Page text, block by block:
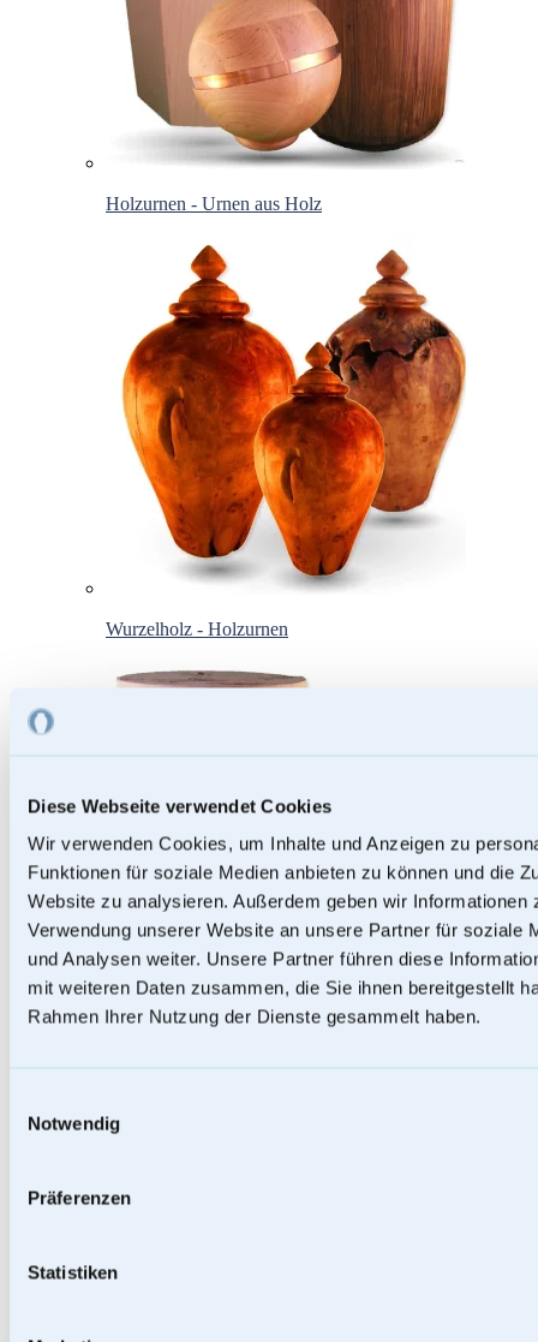
Diese Webseite verwendet Cookies
Wir verwenden Cookies, um Inhalte und Anzeigen zu
Funktionen für soziale Medien anbieten zu können und die
Website zu analysieren. Außerdem geben wir Informationen
Verwendung unserer Website an unsere Partner für soziale
und Analysen weiter. Unsere Partner führen diese
mit weiteren Daten zusammen, die Sie ihnen bereitgestellt
Rahmen Ihrer Nutzung der Dienste gesammelt haben.
Notwendig
Präferenzen
Statistiken
Holzurnen - Urnen aus Holz
Wurzelholz - Holzurnen